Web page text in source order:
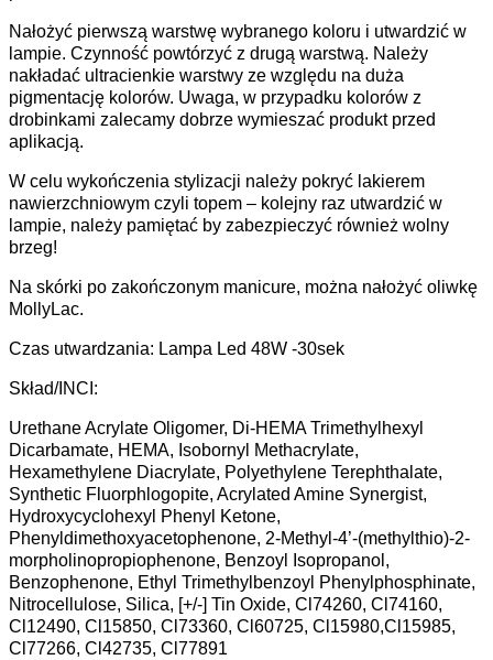
Nałożyć pierwszą warstwę wybranego koloru i utwardzić w
lampie. Czynność powtórzyć z drugą warstwą. Należy
nakładać ultracienkie warstwy ze względu na duża
pigmentację kolorów. Uwaga, w przypadku kolorów z
drobinkami zalecamy dobrze wymieszać produkt przed
aplikacją.
W celu wykończenia stylizacji należy pokryć lakierem
nawierzchniowym czyli topem – kolejny raz utwardzić w
lampie, należy pamiętać by zabezpieczyć również wolny
brzeg!
Na skórki po zakończonym manicure, można nałożyć oliwkę
MollyLac.
Czas utwardzania: Lampa Led 48W -30sek
Skład/INCI:
Urethane Acrylate Oligomer, Di-HEMA Trimethylhexyl
Dicarbamate, HEMA, Isobornyl Methacrylate,
Hexamethylene Diacrylate, Polyethylene Terephthalate,
Synthetic Fluorphlogopite, Acrylated Amine Synergist,
Hydroxycyclohexyl Phenyl Ketone,
Phenyldimethoxyacetophenone, 2-Methyl-4’-(methylthio)-2-
morpholinopropiophenone, Benzoyl Isopropanol,
Benzophenone, Ethyl Trimethylbenzoyl Phenylphosphinate,
Nitrocellulose, Silica, [+/-] Tin Oxide, Cl74260, Cl74160,
Cl12490, Cl15850, Cl73360, Cl60725, Cl15980,Cl15985,
Cl77266, Cl42735, Cl77891